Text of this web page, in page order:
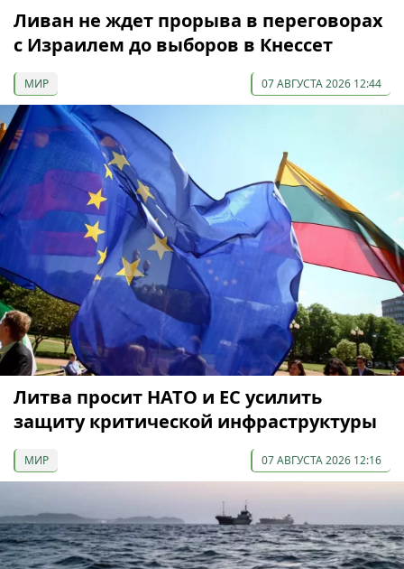
Ливан не ждет прорыва в переговорах
с Израилем до выборов в Кнессет
МИР 07 АВГУСТА 2026 12:44
Литва просит НАТО и ЕС усилить
защиту критической инфраструктуры
МИР 07 АВГУСТА 2026 12:16